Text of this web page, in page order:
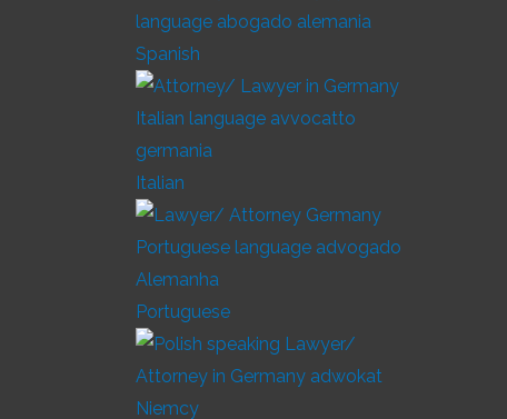
Spanish
Italian
Portuguese